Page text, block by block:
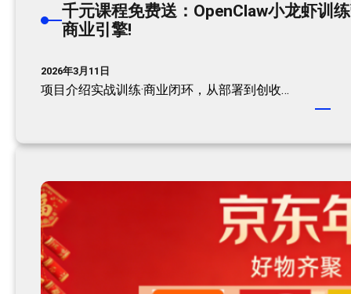
千元课程免费送：OpenClaw小龙虾训
商业引擎!
2026年3月11日
项目介绍实战训练·商业闭环，从部署到创收…